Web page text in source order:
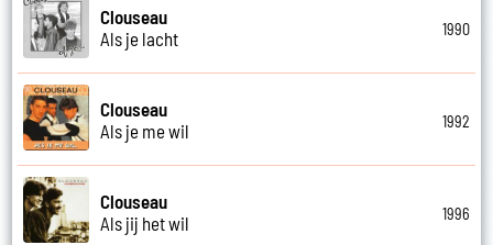
Clouseau
Als je lacht
1990
Clouseau
Als je me wil
1992
Clouseau
Als jij het wil
1996